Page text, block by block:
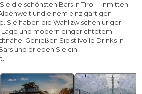
die schönsten Bars in Tirol – inmitten
und einem einzigartigen
Sie haben die Wahl zwischen uriger
Lage und modern eingerichtetem
Genießen Sie stilvolle Drinks in
und erleben Sie ein